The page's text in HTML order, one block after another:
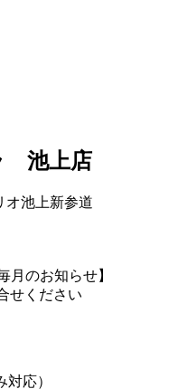
池上店
池上新参道
のお知らせ】
せください
応）